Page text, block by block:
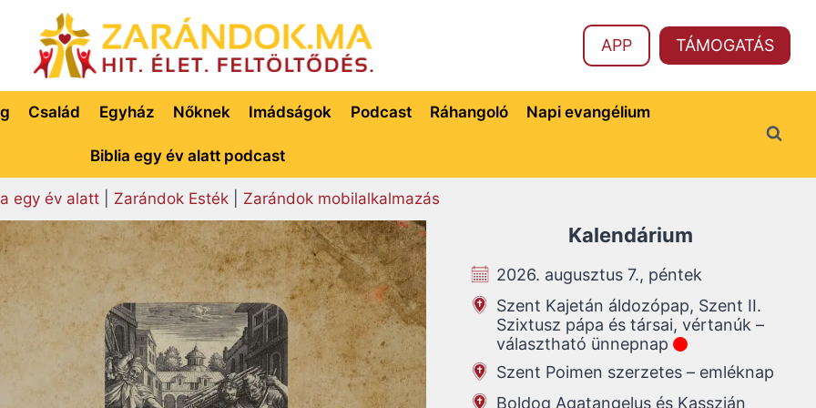
APP TÁMOGATÁS
Család Egyház Nőknek Imádságok Podcast Ráhangoló Napi evangélium
Biblia egy év alatt podcast
egy év alatt| Zarándok Esték| Zarándok mobilalkalmazás
Kalendárium
2026. augusztus 7., péntek
Szent Kajetán áldozópap, Szent II.
Szixtusz pápa és társai, vértanúk –
választható ünnepnap
Szent Poimen szerzetes – emléknap
Boldog Agatangelus és Kasszián